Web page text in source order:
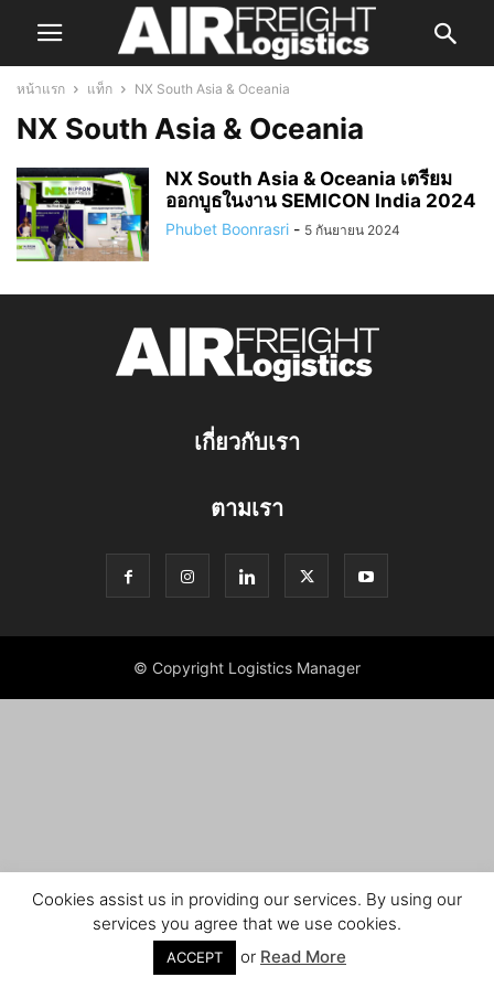
หน้าแรก แท็ก NX South Asia & Oceania
NX South Asia & Oceania
NX South Asia & Oceania เตรียม
ออกบูธในงาน SEMICON India 2024
Phubet Boonrasri - 5 กันยายน 2024
เกี่ยวกับเรา
ตามเรา
© Copyright Logistics Manager
Cookies assist us in providing our services. By using our
services you agree that we use cookies.
ACCEPT or Read More